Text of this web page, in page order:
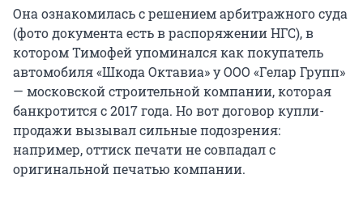
Она ознакомилась с решением арбитражного суда
(фото документа есть в распоряжении НГС), в
котором Тимофей упоминался как покупатель
автомобиля «Шкода Октавиа» у ООО «Гелар Групп»
— московской строительной компании, которая
банкротится с 2017 года. Но вот договор купли-
продажи вызывал сильные подозрения:
например, оттиск печати не совпадал с
оригинальной печатью компании.